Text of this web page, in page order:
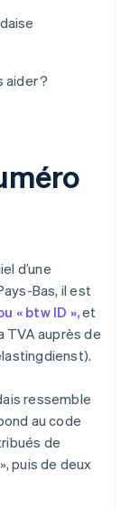
aider ?
d’une
Bas, il est
« btw ID »,et
TVA auprès de
ressemble
au code
de
puis de deux